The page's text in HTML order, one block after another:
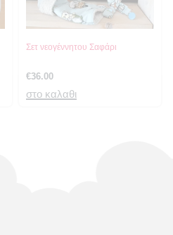
Σετ νεογέννητου Σαφάρι
€36.00
στο καλαθι